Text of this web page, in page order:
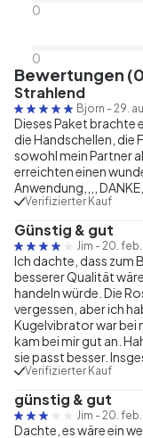
0
0
Bewertungen
Strahlend
Bjorn - 29.
Dieses Paket brachte
die Handschellen, die
sowohl mein Partner
erreichten einen
Anwendung,,,,
Verifizierter Kauf
Günstig & gut
Jim - 20.
Ich dachte, dass zum
besserer Qualität
handeln würde. Die
vergessen, aber ich
Kugelvibrator war bei
kam bei mir gut an.
sie passt besser.
Verifizierter Kauf
günstig & gut
Jim - 20.
Dachte, es wäre ein